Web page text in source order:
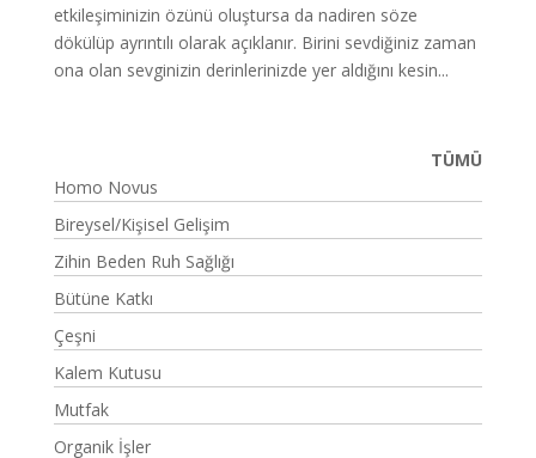
etkileşiminizin özünü oluştursa da nadiren söze
dökülüp ayrıntılı olarak açıklanır. Birini sevdiğiniz zaman
ona olan sevginizin derinlerinizde yer aldığını kesin...
TÜMÜ
Homo Novus
Bireysel/Kişisel Gelişim
Zihin Beden Ruh Sağlığı
Bütüne Katkı
Çeşni
Kalem Kutusu
Mutfak
Organik İşler